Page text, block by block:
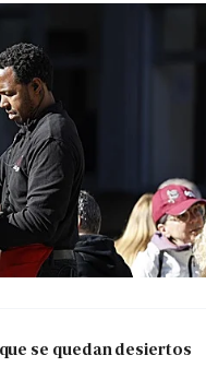
se quedan desiertos